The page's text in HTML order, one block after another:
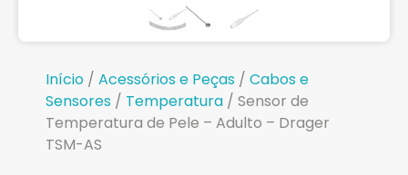
Início / Acessórios e Peças / Cabos e
Sensores / Temperatura / Sensor de
Temperatura de Pele – Adulto – Drager
TSM-AS